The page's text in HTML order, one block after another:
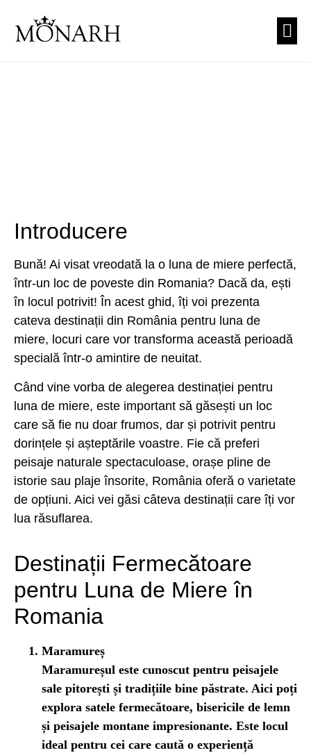
Introducere
Bună! Ai visat vreodată la o luna de miere perfectă,
într-un loc de poveste din Romania? Dacă da, ești
în locul potrivit! În acest ghid, îți voi prezenta
cateva destinații din România pentru luna de
miere, locuri care vor transforma această perioadă
specială într-o amintire de neuitat.
Când vine vorba de alegerea destinației pentru
luna de miere, este important să găsești un loc
care să fie nu doar frumos, dar și potrivit pentru
dorințele și așteptările voastre. Fie că preferi
peisaje naturale spectaculoase, orașe pline de
istorie sau plaje însorite, România oferă o varietate
de opțiuni. Aici vei găsi câteva destinații care îți vor
lua răsuflarea.
Destinații Fermecătoare
pentru Luna de Miere în
Romania
Maramureș
Maramureșul este cunoscut pentru peisajele
sale pitorești și tradițiile bine păstrate. Aici poți
explora satele fermecătoare, bisericile de lemn
și peisajele montane impresionante. Este locul
ideal pentru cei care caută o experiență